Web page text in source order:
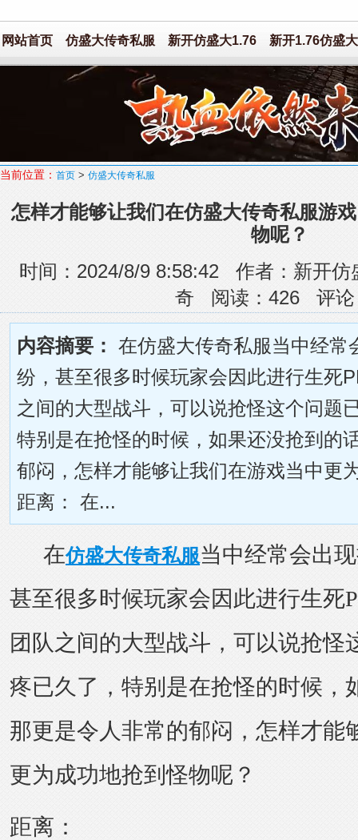
网站首页 仿盛大传奇私服 新开仿盛大1.76 新开1.76仿盛大
当前位置： 首页 > 仿盛大传奇私服
怎样才能够让我们在仿盛大传奇私服游
物呢？
时间：2024/8/9 8:58:42 作者：新开
奇 阅读： 426 评论
内容摘要： 在仿盛大传奇私服当中经常
纷，甚至很多时候玩家会因此进行生死
之间的大型战斗，可以说抢怪这个问题
特别是在抢怪的时候，如果还没抢到的
郁闷，怎样才能够让我们在游戏当中更
距离： 在...
在仿盛大传奇私服当中经常会出
甚至很多时候玩家会因此进行生死
团队之间的大型战斗，可以说抢怪
疼已久了，特别是在抢怪的时候，
那更是令人非常的郁闷，怎样才能
更为成功地抢到怪物呢？
距离：